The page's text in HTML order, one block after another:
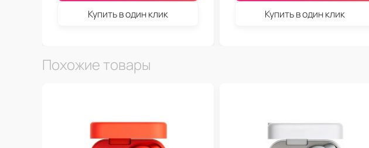
Купить в один клик Купить в один клик
Похожие товары